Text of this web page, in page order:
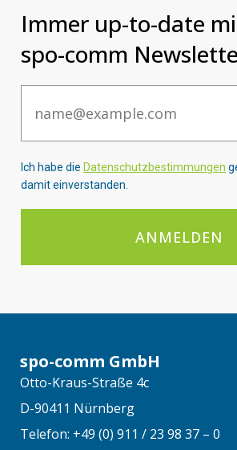
Immer up-to-date
spo-comm
Ich habe die Datenschutzbestimmungen
damit einverstanden.
ANMELDEN
spo-comm GmbH
Otto-Kraus-Straße 4c
D-90411 Nürnberg
Telefon: +49 (0) 911 / 23 98 37 – 0